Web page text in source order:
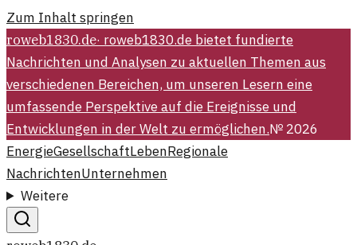
Zum Inhalt springen
roweb1830.de· roweb1830.de bietet fundierte
Nachrichten und Analysen zu aktuellen Themen aus
verschiedenen Bereichen, um unseren Lesern eine
umfassende Perspektive auf die Ereignisse und
Entwicklungen in der Welt zu ermöglichen.№ 2026
EnergieGesellschaftLebenRegionale
NachrichtenUnternehmen
Weitere